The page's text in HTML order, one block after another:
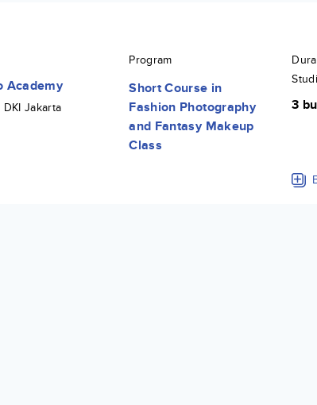
Academy
DKI Jakarta
Program
Short Course in
Fashion Photography
and Fantasy Makeup
Class
Studi
3